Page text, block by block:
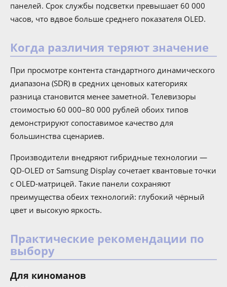
панелей. Срок службы подсветки превышает 60 000
часов, что вдвое больше среднего показателя OLED.
Когда различия теряют значение
При просмотре контента стандартного динамического
диапазона (SDR) в средних ценовых категориях
разница становится менее заметной. Телевизоры
стоимостью 60 000–80 000 рублей обоих типов
демонстрируют сопоставимое качество для
большинства сценариев.
Производители внедряют гибридные технологии —
QD-OLED от Samsung Display сочетает квантовые точки
с OLED-матрицей. Такие панели сохраняют
преимущества обеих технологий: глубокий чёрный
цвет и высокую яркость.
Практические рекомендации по
выбору
Для киноманов